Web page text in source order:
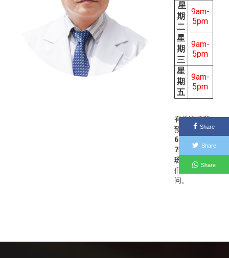
星
期
二
9am-
5pm
星
期
三
9am-
5pm
星
期
五
9am-
5pm
有关详情和
预约请拨打
6766
7576 (武吉
班让)
向我
们的职员询
问。
Share
Share
Share